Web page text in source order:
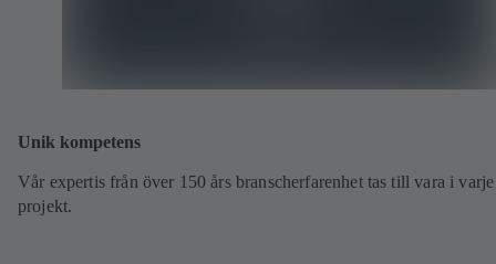
Unik kompetens
Vår expertis från över 150 års branscherfarenhet tas till vara i varje
projekt.